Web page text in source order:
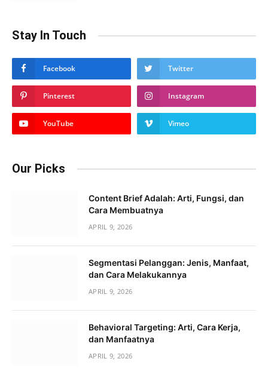
Stay In Touch
Facebook Twitter
Pinterest Instagram
YouTube Vimeo
Our Picks
Content Brief Adalah: Arti, Fungsi, dan
Cara Membuatnya
APRIL 9, 2026
Segmentasi Pelanggan: Jenis, Manfaat,
dan Cara Melakukannya
APRIL 9, 2026
Behavioral Targeting: Arti, Cara Kerja,
dan Manfaatnya
APRIL 9, 2026